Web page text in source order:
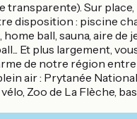
transparente). Sur
disposition : piscine
ball, sauna, aire de
Et plus largement,
de notre région
air : Prytanée
vélo, Zoo de La Flèche,